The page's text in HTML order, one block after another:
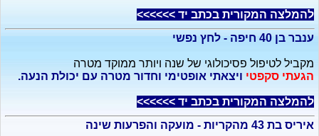
להמלצה המקורית בכתב יד >>>>>>
ענבר בן 40 חיפה - לחץ נפשי
מקביל לטיפול פסיכולוגי של שנה ויותר ממוקד מטרה
הגעתי סקפטי ויצאתי אופטימי וחדור מטרה עם יכולת הנעה.
להמלצה המקורית בכתב יד >>>>>>
איריס בת 43 מהקריות - מועקה והפרעות שינה